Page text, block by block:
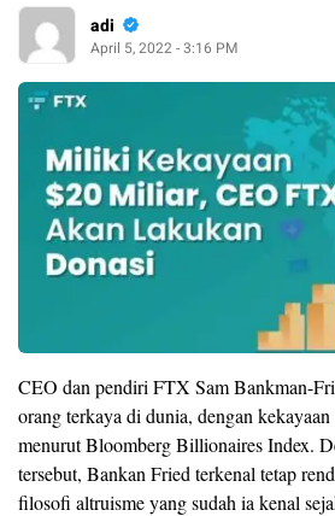
adi
April 5, 2022 - 3:16 PM
CEO dan pendiri FTX Sam Bankman-
orang terkaya di dunia, dengan
menurut Bloomberg Billionaires Index.
tersebut, Bankan Fried terkenal tetap
filosofi altruisme yang sudah ia kenal